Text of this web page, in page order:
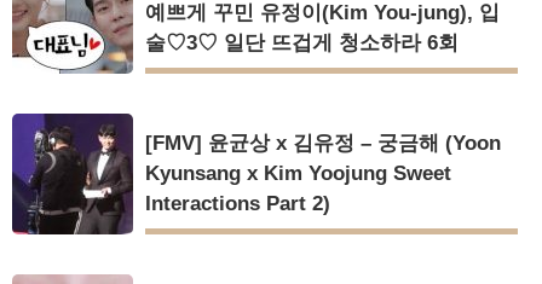
예쁘게 꾸민 유정이(Kim You-jung), 입
술♡3♡ 일단 뜨겁게 청소하라 6회
[FMV] 윤균상 x 김유정 – 궁금해 (Yoon
Kyunsang x Kim Yoojung Sweet
Interactions Part 2)